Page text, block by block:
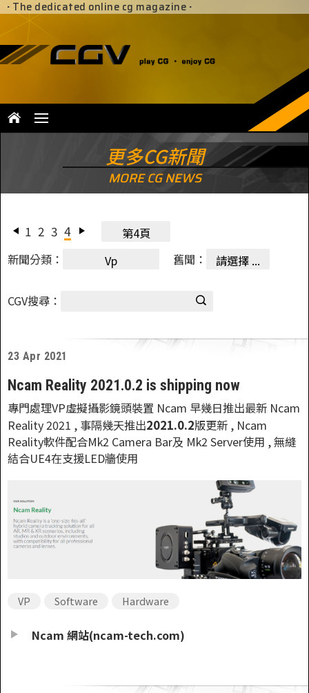
· The dedicated online cg magazine ·
更多CG新聞
MORE CG NEWS
1 2 3 4
第4頁
新聞分類：
Vp 舊聞： 請選擇 ...
CGV搜尋：
23 Apr 2021
Ncam Reality 2021.0.2 is shipping now
專門處理VP虛擬攝影鏡頭裝置 Ncam 早幾日推出最新 Ncam
Reality 2021 , 事隔幾天推出2021.0.2版更新 , Ncam
Reality軟件配合Mk2 Camera Bar及 Mk2 Server使用 , 無縫
結合UE4在支援LED牆使用
VP Software Hardware
Ncam 網站(ncam-tech.com)